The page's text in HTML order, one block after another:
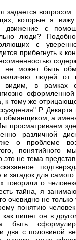
задается
которые я
движение с
люди?
с
прибегнуть к
не может быть
людей от
видим, в рамках
к тому же
Р.
обманщиком, а
просматриваем
различной
о проблеме
понятийного
не тема
загадок для самого
о
тайна, я
очевидно не только
понятию
пишет он в
быть
два с половиной